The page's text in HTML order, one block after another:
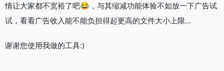
情让大家都不宽裕了吧😂，与其缩减功能体验不如放一下广告试
试，看看广告收入能不能负担得起更高的文件大小上限…
谢谢您使用我做的工具:)